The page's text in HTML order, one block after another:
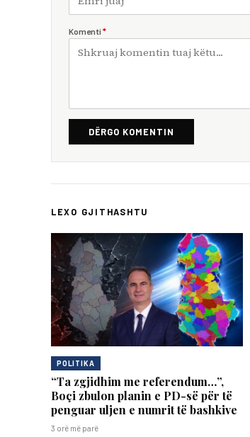
Komenti *
DËRGO KOMENTIN
LEXO GJITHASHTU
POLITIKA
“Ta zgjidhim me referendum…”,
Boçi zbulon planin e PD-së për të
penguar uljen e numrit të bashkive
3 orë më parë